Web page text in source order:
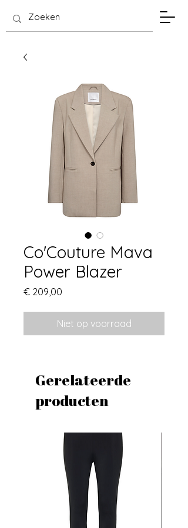
SIS Hasselt
Co'Couture Mava
Power Blazer
€ 209,00
Niet op voorraad
Gerelateerde
producten